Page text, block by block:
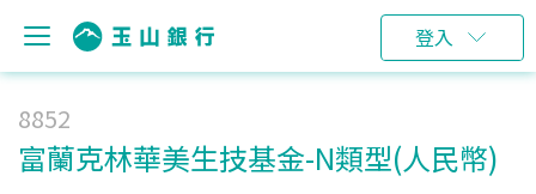
登入
8852
富蘭克林華美生技基金-N類型(人民幣)